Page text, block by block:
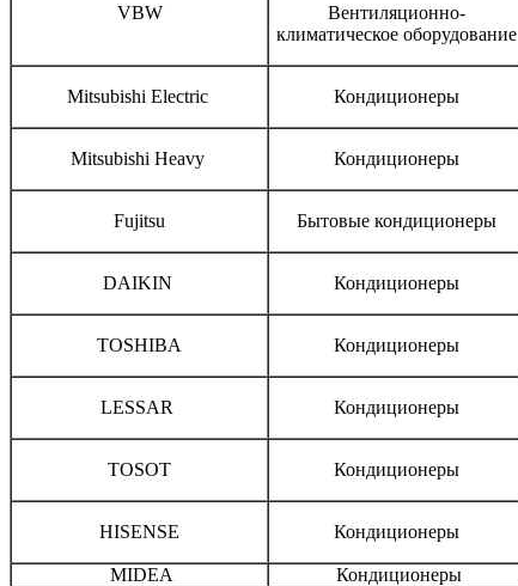
VBW
Вентиляционно-
климатическое оборудование
Mitsubishi Electric Кондиционеры
Mitsubishi Heavy Кондиционеры
Fujitsu Бытовые кондиционеры
DAIKIN Кондиционеры
TOSHIBA Кондиционеры
LESSAR Кондиционеры
TOSOT Кондиционеры
HISENSE Кондиционеры
MIDEA Кондиционеры